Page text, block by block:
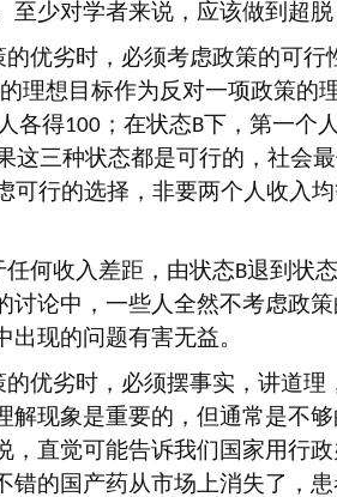
少对学者来说，应该做到超脱
优劣时，必须考虑政策的可
理想目标作为反对一项政策的
各得100 ；在状态B下，第一个
这三种状态都是可行的，社会
可行的选择，非要两个人收入
何收入差距，由状态B退到状态
讨论中，一些人全然不考虑政
现的问题有害无益。
优劣时，必须摆事实，讲道
现象是重要的，但通常是不
直觉可能告诉我们国家用行
的国产药从市场上消失了，